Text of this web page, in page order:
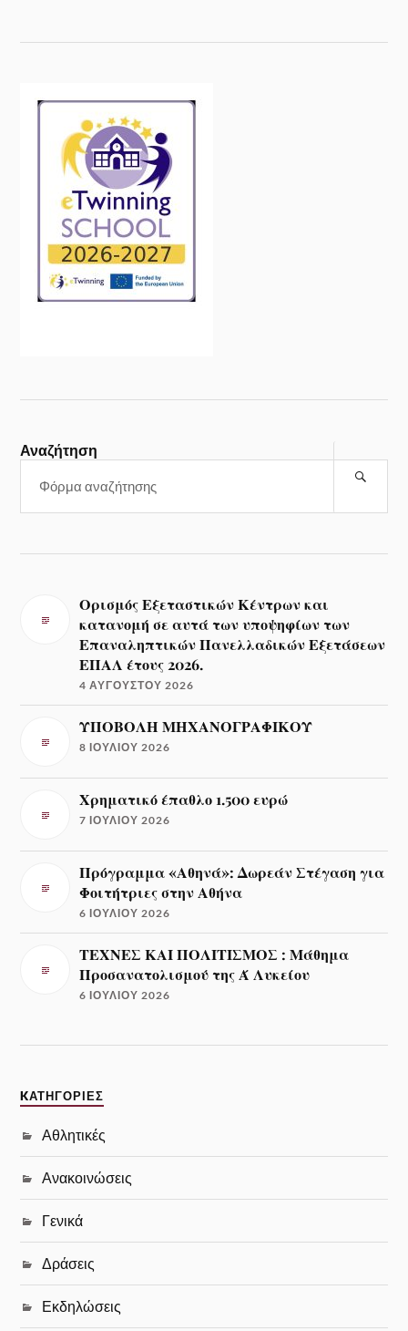
Αναζήτηση
Ορισμός Εξεταστικών Κέντρων και
κατανομή σε αυτά των υποψηφίων των
Επαναληπτικών Πανελλαδικών Εξετάσεων
ΕΠΑΛ έτους 2026.
4 ΑΥΓΟΎΣΤΟΥ 2026
ΥΠΟΒΟΛΗ ΜΗΧΑΝΟΓΡΑΦΙΚΟΥ
8 ΙΟΥΛΊΟΥ 2026
Χρηματικό έπαθλο 1.500 ευρώ
7 ΙΟΥΛΊΟΥ 2026
Πρόγραμμα «Αθηνά»: Δωρεάν Στέγαση για
Φοιτήτριες στην Αθήνα
6 ΙΟΥΛΊΟΥ 2026
ΤΕΧΝΕΣ ΚΑΙ ΠΟΛΙΤΙΣΜΟΣ : Μάθημα
Προσανατολισμού της Ά Λυκείου
6 ΙΟΥΛΊΟΥ 2026
KΑΤΗΓΟΡΊΕΣ
Αθλητικές
Ανακοινώσεις
Γενικά
Δράσεις
Εκδηλώσεις